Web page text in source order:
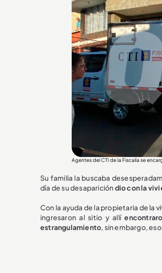
Agentes del CTI de la Fiscalía se
Su familia la buscaba
día de su desaparicióndio con la
Con la ayuda de la propietaria de la
ingresaron al sitio y allí
estrangulamiento, sin embargo,